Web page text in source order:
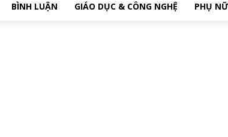
BÌNH LUẬN GIÁO DỤC & CÔNG NGHỆ PHỤ NỮ